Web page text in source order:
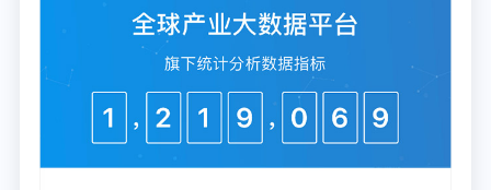
沟通是一场考验双方默契的游戏。当话语权高的人主
动开始沟通，话语权低的人就能决定这次沟通要不要
进行下去。
如果话语权低的人更看重这场沟通怎么办？